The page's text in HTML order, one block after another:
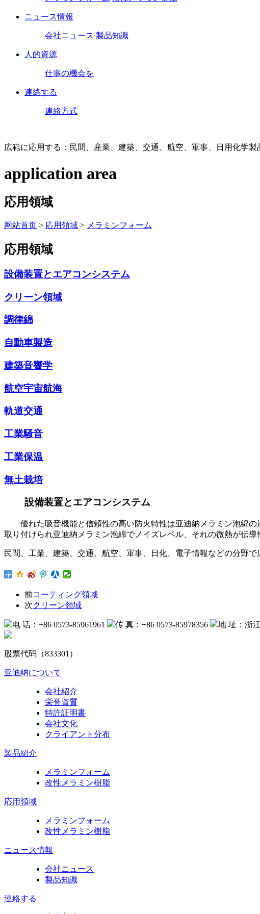
ニュース情報
会社ニュース 製品知識
人的資源
仕事の機会を
連絡する
連絡方式
広範に応用する：民間、産業、建築、交通、航空、軍事、日用化学
application area
応用領域
网站首页 > 応用領域 > メラミンフォーム
応用領域
設備装置とエアコンシステム
クリーン領域
調律綿
自動車製造
建築音響学
航空宇宙航海
軌道交通
工業騒音
工業保温
無土栽培
設備装置とエアコンシステム
優れた吸音機能と信頼性の高い防火特性は亚迪納メラミン泡綿
取り付けられ亚迪納メラミン泡綿でノイズレベル、それの微熱が伝
民間、工業、建築、交通、航空、軍事、日化、電子情報などの分野で
前コーティング領域
次クリーン領域
电 话：+86 0573-85961961 传 真：+86 0573-85978356 地 址：浙
股票代码（833301）
亚迪納について
会社紹介
栄誉資質
特許証明書
会社文化
クライアント分布
製品紹介
メラミンフォーム
改性メラミン樹脂
応用領域
メラミンフォーム
改性メラミン樹脂
ニュース情報
会社ニュース
製品知識
連絡する